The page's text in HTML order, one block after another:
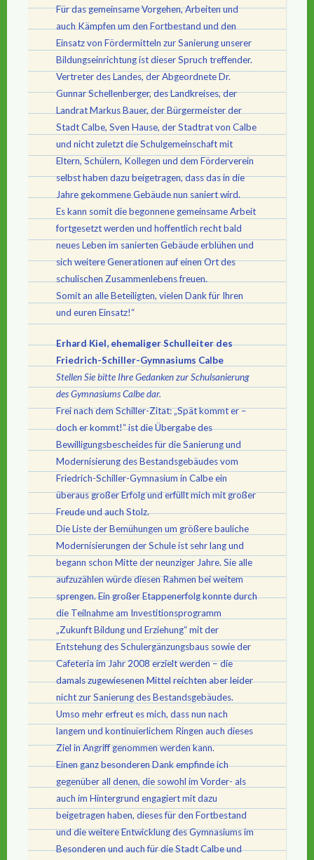
Für das gemeinsame Vorgehen, Arbeiten und
auch Kämpfen um den Fortbestand und den
Einsatz von Fördermitteln zur Sanierung unserer
Bildungseinrichtung ist dieser Spruch treffender.
Vertreter des Landes, der Abgeordnete Dr.
Gunnar Schellenberger, des Landkreises, der
Landrat Markus Bauer, der Bürgermeister der
Stadt Calbe, Sven Hause, der Stadtrat von Calbe
und nicht zuletzt die Schulgemeinschaft mit
Eltern, Schülern, Kollegen und dem Förderverein
selbst haben dazu beigetragen, dass das in die
Jahre gekommene Gebäude nun saniert wird.
Es kann somit die begonnene gemeinsame Arbeit
fortgesetzt werden und hoffentlich recht bald
neues Leben im sanierten Gebäude erblühen und
sich weitere Generationen auf einen Ort des
schulischen Zusammenlebens freuen.
Somit an alle Beteiligten, vielen Dank für Ihren
und euren Einsatz!“
Erhard Kiel, ehemaliger Schulleiter des
Friedrich-Schiller-Gymnasiums Calbe
Stellen Sie bitte Ihre Gedanken zur Schulsanierung
des Gymnasiums Calbe dar.
Frei nach dem Schiller-Zitat: „Spät kommt er –
doch er kommt!“ ist die Übergabe des
Bewilligungsbescheides für die Sanierung und
Modernisierung des Bestandsgebäudes vom
Friedrich-Schiller-Gymnasium in Calbe ein
überaus großer Erfolg und erfüllt mich mit großer
Freude und auch Stolz.
Die Liste der Bemühungen um größere bauliche
Modernisierungen der Schule ist sehr lang und
begann schon Mitte der neunziger Jahre. Sie alle
aufzuzählen würde diesen Rahmen bei weitem
sprengen. Ein großer Etappenerfolg konnte durch
die Teilnahme am Investitionsprogramm
„Zukunft Bildung und Erziehung“ mit der
Entstehung des Schulergänzungsbaus sowie der
Cafeteria im Jahr 2008 erzielt werden – die
damals zugewiesenen Mittel reichten aber leider
nicht zur Sanierung des Bestandsgebäudes.
Umso mehr erfreut es mich, dass nun nach
langem und kontinuierlichem Ringen auch dieses
Ziel in Angriff genommen werden kann.
Einen ganz besonderen Dank empfinde ich
gegenüber all denen, die sowohl im Vorder- als
auch im Hintergrund engagiert mit dazu
beigetragen haben, dieses für den Fortbestand
und die weitere Entwicklung des Gymnasiums im
Besonderen und auch für die Stadt Calbe und